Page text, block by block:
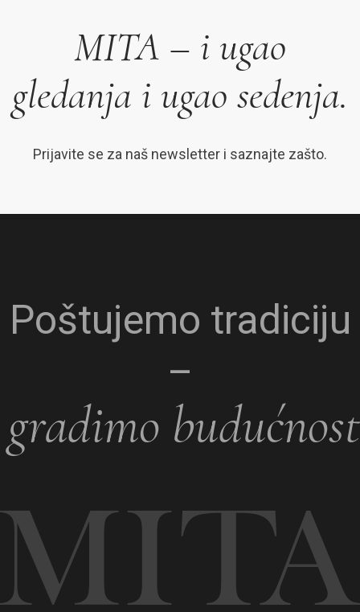
MITA – i ugao
gledanja i ugao sedenja.
Prijavite se za naš newsletter i saznajte zašto.
Poštujemo tradiciju
–
gradimo budućnost